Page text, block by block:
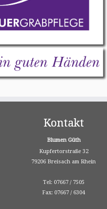
Kontakt
Blumen Güth
Kupfertorstraße 32
79206 Breisach am Rhein
Tel: 07667 / 7505
Fax: 07667 / 6304